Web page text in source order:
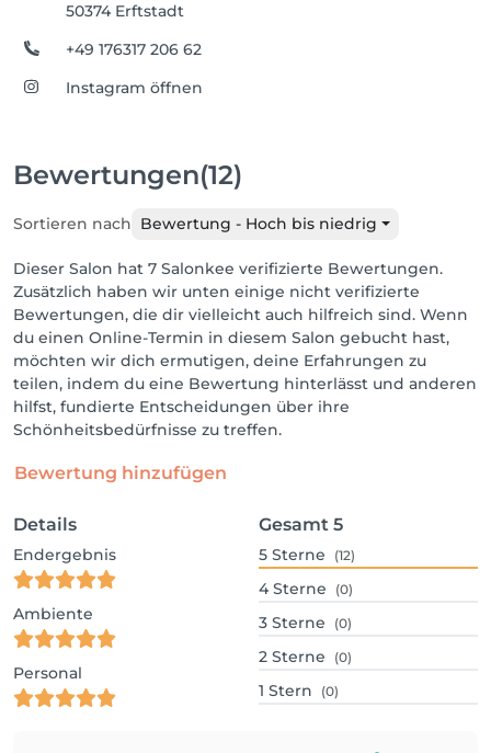
50374 Erftstadt
+49 176317 206 62
Instagram öffnen
Bewertungen(12)
Sortieren nach Bewertung - Hoch bis niedrig
Dieser Salon hat 7 Salonkee verifizierte Bewertungen.
Zusätzlich haben wir unten einige nicht verifizierte
Bewertungen, die dir vielleicht auch hilfreich sind. Wenn
du einen Online-Termin in diesem Salon gebucht hast,
möchten wir dich ermutigen, deine Erfahrungen zu
teilen, indem du eine Bewertung hinterlässt und anderen
hilfst, fundierte Entscheidungen über ihre
Schönheitsbedürfnisse zu treffen.
Bewertung hinzufügen
Details
Endergebnis
Ambiente
Personal
Gesamt 5
5 Sterne (12)
4 Sterne (0)
3 Sterne (0)
2 Sterne (0)
1 Stern (0)